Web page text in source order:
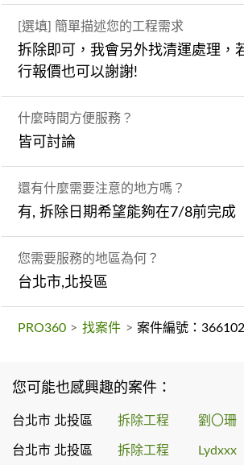
[選填] 簡單描述您的工程需求
拆除即可，我會另外找清運處理，
行報價也可以謝謝!
什麼時間方便服務？
皆可討論
還有什麼需要注意的地方嗎？
有, 拆除日期希望能夠在7/8前完成
您需要服務的地區為何？
台北市,北投區
PRO360 > 找案件 > 案件編號：
您可能也感興趣的案件：
台北市 北投區 拆除工程 劉〇珊
台北市 北投區 拆除工程 Lydxxx